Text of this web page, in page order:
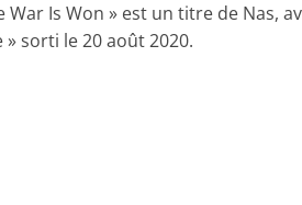
War Is Won » est un titre de Nas,
» sorti le 20 août 2020.